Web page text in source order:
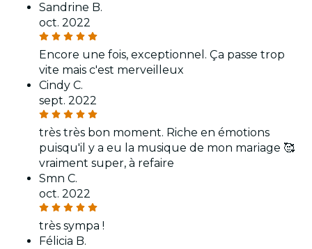
Sandrine B.
oct. 2022
Encore une fois, exceptionnel. Ça passe trop
vite mais c'est merveilleux
Cindy C.
sept. 2022
très très bon moment. Riche en émotions
puisqu'il y a eu la musique de mon mariage 🥰
vraiment super, à refaire
Smn C.
oct. 2022
très sympa !
Félicia B.